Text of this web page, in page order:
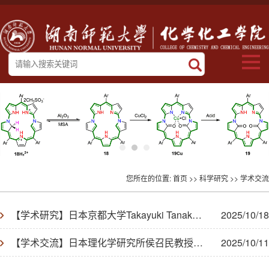
您所在的位置:首页 >> 科学研究 >> 学术交流
2025/10/18
【学术研究】日本京都大学Takayuki Tanaka副教授和Daiki Shimizu副教授来我院开展学术交流
2025/10/11
【学术交流】日本理化学研究所侯召民教授来我院开展学术交流